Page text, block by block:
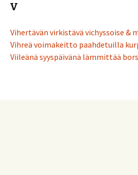
V
Vihertävän virkistävä vichyssoise
Vihreä voimakeitto paahdetuilla
Viileänä syyspäivänä lämmittää